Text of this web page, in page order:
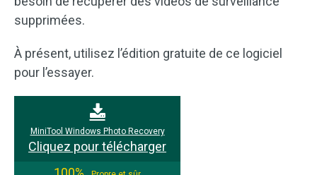
supprimées.
À présent, utilisez l’édition gratuite de ce logiciel
pour l’essayer.
MiniTool Windows Photo Recovery
Cliquez pour télécharger